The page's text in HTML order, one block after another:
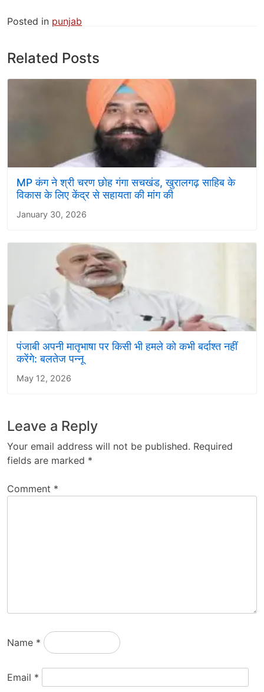
Posted in punjab
Related Posts
MP कंग ने श्री चरण छोह गंगा सचखंड, खुरालगढ़ साहिब के
विकास के लिए केंद्र से सहायता की मांग की
January 30, 2026
पंजाबी अपनी मातृभाषा पर किसी भी हमले को कभी बर्दाश्त नहीं
करेंगे: बलतेज पन्नू
May 12, 2026
Leave a Reply
Your email address will not be published. Required
fields are marked *
Comment *
Name *
Email *